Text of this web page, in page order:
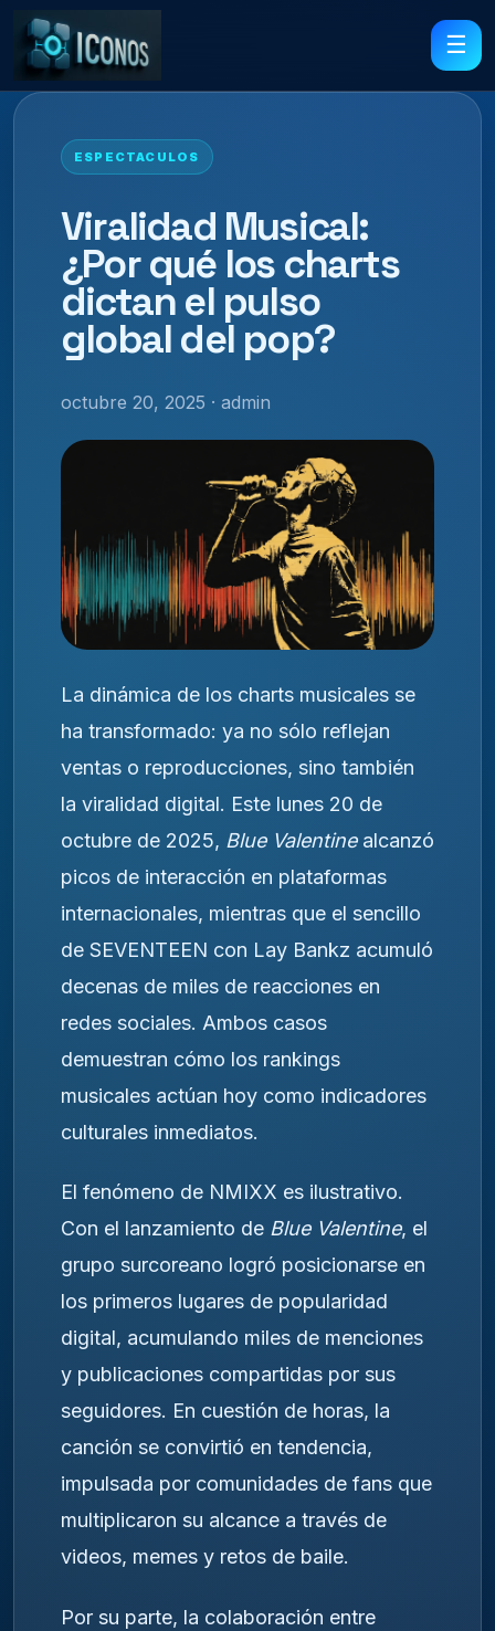
☰
ESPECTACULOS
Viralidad Musical:
¿Por qué los charts
dictan el pulso
global del pop?
octubre 20, 2025 · admin
La dinámica de los charts musicales se
ha transformado: ya no sólo reflejan
ventas o reproducciones, sino también
la viralidad digital. Este lunes 20 de
octubre de 2025, Blue Valentinealcanzó
picos de interacción en plataformas
internacionales, mientras que el sencillo
de SEVENTEEN con Lay Bankz acumuló
decenas de miles de reacciones en
redes sociales. Ambos casos
demuestran cómo los rankings
musicales actúan hoy como indicadores
culturales inmediatos.
El fenómeno de NMIXX es ilustrativo.
Con el lanzamiento de Blue Valentine, el
grupo surcoreano logró posicionarse en
los primeros lugares de popularidad
digital, acumulando miles de menciones
y publicaciones compartidas por sus
seguidores. En cuestión de horas, la
canción se convirtió en tendencia,
impulsada por comunidades de fans que
multiplicaron su alcance a través de
videos, memes y retos de baile.
Por su parte, la colaboración entre